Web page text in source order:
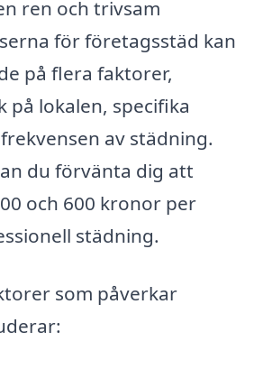
ren och trivsam
för företagsstäd kan
på flera faktorer,
på lokalen, specifika
av städning.
du förvänta dig att
och 600 kronor per
städning.
som påverkar